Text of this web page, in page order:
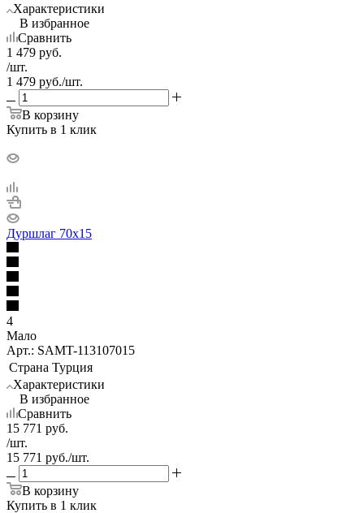
Характеристики
В избранное
Сравнить
1 479 руб.
/шт.
1 479 руб./шт.
В корзину
Купить в 1 клик
Дуршлаг 70х15
4
Мало
Арт.: SAMT-113107015
Страна Турция
Характеристики
В избранное
Сравнить
15 771 руб.
/шт.
15 771 руб./шт.
В корзину
Купить в 1 клик